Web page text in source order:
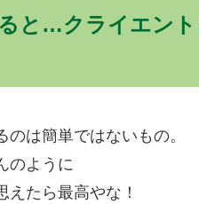
と…クライエン
は簡単ではないもの。
のように
えたら最高やな！